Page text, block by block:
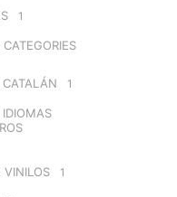
1
CATALÁN 1
IDIOMAS
VINILOS 1